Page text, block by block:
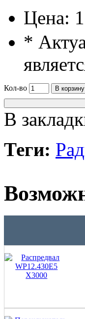
Цена:
*
Кол-во
В корзину
В
Теги: